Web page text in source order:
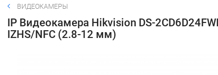
ВИДЕОКАМЕРЫ
IP Видеокамера Hikvision DS-
IZHS/NFC (2.8-12 мм)